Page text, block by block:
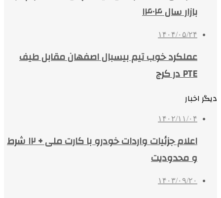
بازار سال ۱۴۰۴
۱۴۰۴/۰۵/۲۴
عملکرد خوب تیم بیسبال اصفهان مقابل طیف
PTE در کرج
دیگر اخبار
۱۴۰۲/۱۱/۰۴
اعلام جزئیات واردات خودرو با کارت ملی + ۱۲ شرط
و محدودیت
۱۴۰۳/۰۹/۲۰